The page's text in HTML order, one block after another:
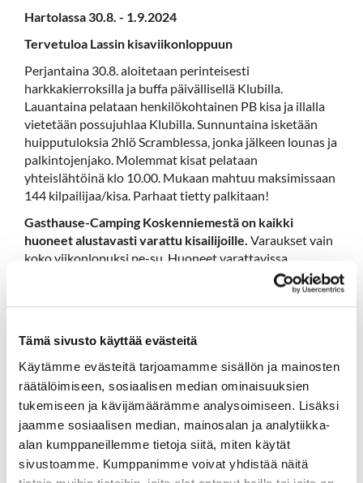
Tämä sivusto käyttää evästeitä
Käytämme evästeitä tarjoamamme sisällön ja mainosten
räätälöimiseen, sosiaalisen median ominaisuuksien
tukemiseen ja kävijämäärämme analysoimiseen. Lisäksi
jaamme sosiaalisen median, mainosalan ja analytiikka-
alan kumppaneillemme tietoja siitä, miten käytät
sivustoamme. Kumppanimme voivat yhdistää näitä
Hartolassa 30.8. - 1.9.2024
Tervetuloa Lassin kisaviikonloppuun
Perjantaina 30.8. aloitetaan perinteisesti
harkkakierroksilla ja buffa päivällisellä Klubilla.
Lauantaina pelataan henkilökohtainen PB kisa ja illalla
vietetään possujuhlaa Klubilla. Sunnuntaina isketään
huipputuloksia 2hlö Scramblessa, jonka jälkeen lounas ja
palkintojenjako. Molemmat kisat pelataan
yhteislähtöinä klo 10.00. Mukaan mahtuu maksimissaan
144 kilpailijaa/kisa. Parhaat tietty palkitaan!
Gasthause-Camping Koskenniemestä on kaikki
huoneet alustavasti varattu kisailijoille. Varaukset vain
koko viikonlopuksi pe-su. Huoneet varattavissa
. Koskenniemessä on 9 kahden
suoraan Koskenniemeen. Hinta kahden hengen
huoneelle on 96€/vrk, ilman aamiaista. Aamiainen +9€.
Koskenniemestä löytyy myös mökkejä.
Perjantai 30.8. Mahdollisuus harjoituskierrokseen
golfkentällä, hintaan 35€/hlö. Lähtöaikavaraukset
suoraan caddiemasterilta 0600 417 236 tai
toimisto@hartolagolf.com,